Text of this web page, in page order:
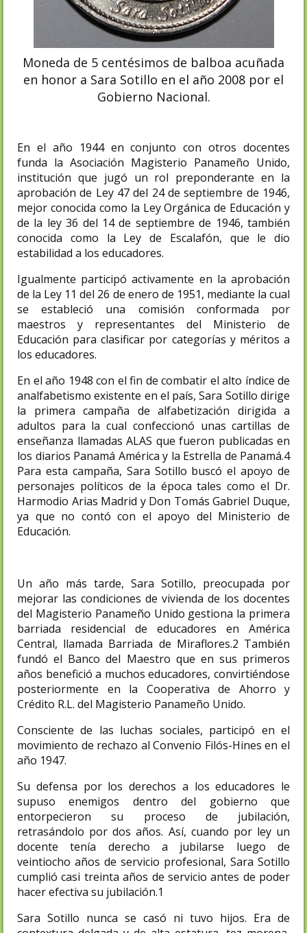
Moneda de 5 centésimos de balboa acuñada
en honor a Sara Sotillo en el año 2008 por el
Gobierno Nacional.
En el año 1944 en conjunto con otros docentes
funda la Asociación Magisterio Panameño Unido,
institución que jugó un rol preponderante en la
aprobación de Ley 47 del 24 de septiembre de 1946,
mejor conocida como la Ley Orgánica de Educación y
de la ley 36 del 14 de septiembre de 1946, también
conocida como la Ley de Escalafón, que le dio
estabilidad a los educadores.
Igualmente participó activamente en la aprobación
de la Ley 11 del 26 de enero de 1951, mediante la cual
se estableció una comisión conformada por
maestros y representantes del Ministerio de
Educación para clasificar por categorías y méritos a
los educadores.
En el año 1948 con el fin de combatir el alto índice de
analfabetismo existente en el país, Sara Sotillo dirige
la primera campaña de alfabetización dirigida a
adultos para la cual confeccionó unas cartillas de
enseñanza llamadas ALAS que fueron publicadas en
los diarios Panamá América y la Estrella de Panamá.4​
Para esta campaña, Sara Sotillo buscó el apoyo de
personajes políticos de la época tales como el Dr.
Harmodio Arias Madrid y Don Tomás Gabriel Duque,
ya que no contó con el apoyo del Ministerio de
Educación.
Un año más tarde, Sara Sotillo, preocupada por
mejorar las condiciones de vivienda de los docentes
del Magisterio Panameño Unido gestiona la primera
barriada residencial de educadores en América
Central, llamada Barriada de Miraflores.2​ También
fundó el Banco del Maestro que en sus primeros
años benefició a muchos educadores, convirtiéndose
posteriormente en la Cooperativa de Ahorro y
Crédito R.L. del Magisterio Panameño Unido.
Consciente de las luchas sociales, participó en el
movimiento de rechazo al Convenio Filós-Hines en el
año 1947.​
Su defensa por los derechos a los educadores le
supuso enemigos dentro del gobierno que
entorpecieron su proceso de jubilación,
retrasándolo por dos años. Así, cuando por ley un
docente tenía derecho a jubilarse luego de
veintiocho años de servicio profesional, Sara Sotillo
cumplió casi treinta años de servicio antes de poder
hacer efectiva su jubilación.1​
Sara Sotillo nunca se casó ni tuvo hijos. Era de